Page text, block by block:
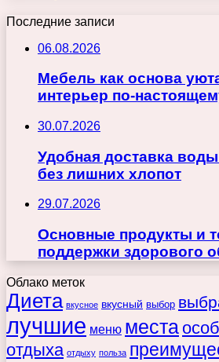
Последние записи
06.08.2026
Мебель как основа
интерьер по-
30.07.2026
Удобная доставка
без лишних хлопот
29.07.2026
Основные продукты и
поддержки здорового
Облако меток
Диета вкусное вкусный выбор
лучшие меню места
отдыха отдыху польза